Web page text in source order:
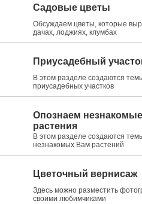
Садовые цветы
Обсуждаем цветы, которые
дачах, лоджиях, клумбах
Приусадебный
В этом разделе создаются
приусадебных участков
Опознаем незнакомые
растения
В этом разделе создаются
незнакомых Вам растений
Цветочный вернисаж
Здесь можно разместить
своими любимчиками